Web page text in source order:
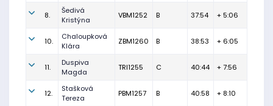
8.
Šedivá
Kristýna
VBM1252 B 37:54 + 5:06
10.
Chaloupková
Klára
ZBM1260 B 38:53 + 6:05
11.
Duspiva
Magda
TRI1255 C 40:44 + 7:56
12.
Stašková
Tereza
PBM1257 B 40:58 + 8:10